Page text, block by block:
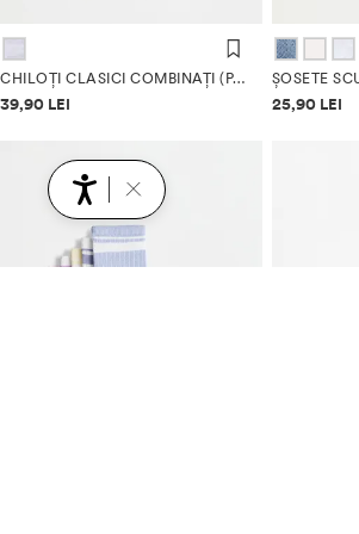
CHILOȚI CLASICI COMBINAȚI (PACK 7)
Informații despre prețuri
39,90 LEI
ȘOSETE
Informații
25,90 LEI